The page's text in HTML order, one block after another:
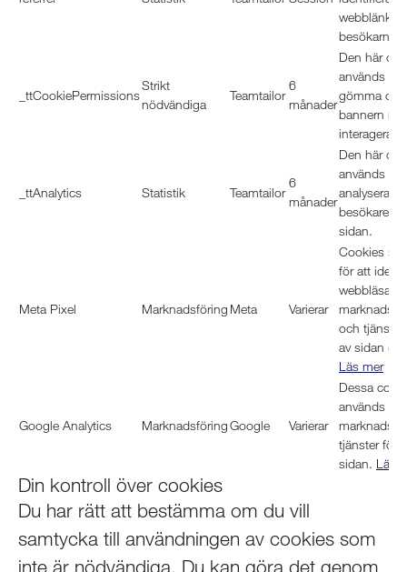
webblänk
besökarna
_ttCookiePermissions
Strikt
nödvändiga
Teamtailor
6
månader
Den här
används för
gömma
bannern
interagerat
_ttAnalytics Statistik Teamtailor
6
månader
Den här
används för
analysera
besökare
sidan.
Meta Pixel Marknadsföring Meta Varierar
Cookies
för att
och tjänster
av sidan
Läs mer
Google Analytics MarknadsföringGoogle Varierar
Dessa
används för
tjänster för
sidan. Läs
Din kontroll över cookies
Du har rätt att bestämma om du vill
samtycka till användningen av cookies som
inte är nödvändiga. Du kan göra det genom